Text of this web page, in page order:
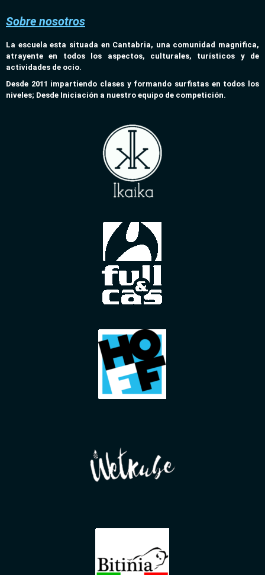
Sobre nosotros
La escuela esta situada en Cantabria, una comunidad magnifica,
atrayente en todos los aspectos, culturales, turísticos y de
actividades de ocio.
Desde 2011 impartiendo clases y formando surfistas en todos los
niveles; Desde Iniciación a nuestro equipo de competición.